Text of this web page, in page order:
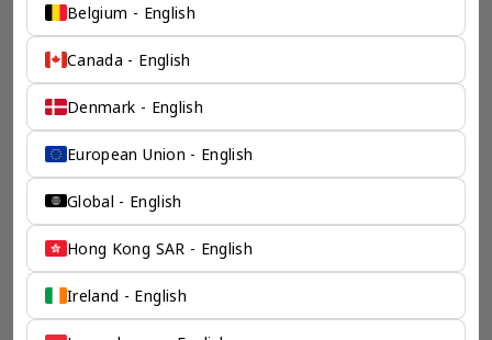
一个全服务咨询公司为您
保驾护航
奕资环球是您值得信赖的海外合作伙伴。我们是香港伦敦奕资
咨询有限公司的零售咨询部门，这是一家总部位于香港的全球
咨询机构，接触世界50个市场，约占全球GDP的72%。
凭借其战略优势，我们可以将客户与全球市场的机遇联系起
来，并为21个行业的客户提供服务。
Belgium - English
Canada - English
Denmark - English
European Union - English
Global - English
Hong Kong SAR - English
Ireland - English